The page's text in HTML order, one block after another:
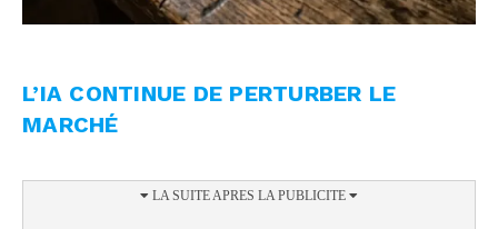
L’IA CONTINUE DE PERTURBER LE
MARCHÉ